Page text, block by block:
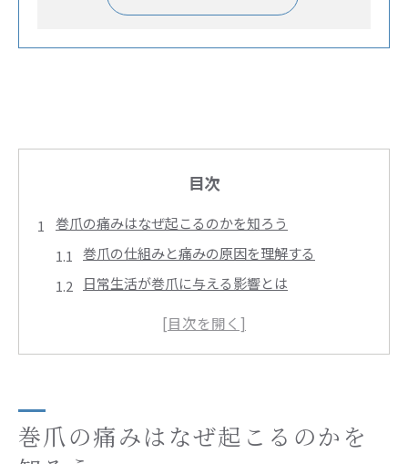
目次
巻爪の痛みはなぜ起こるのかを知ろう
巻爪の仕組みと痛みの原因を理解する
日常生活が巻爪に与える影響とは
遺伝と巻爪の関係性を探る
セルフケアで巻爪の痛みを和らげる方法
巻爪の痛みはなぜ起こるのかを